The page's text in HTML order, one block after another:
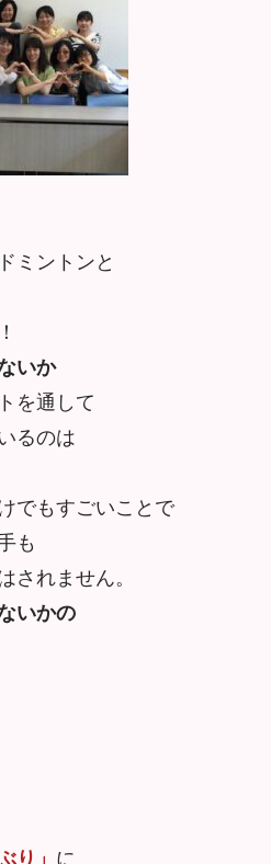
ミントンと
いか
を通して
るのは
でもすごいことで
も
されません。
いかの
り」 に